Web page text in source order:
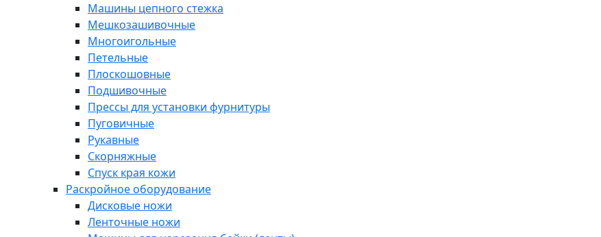
Машины цепного стежка
Мешкозашивочные
Многоигольные
Петельные
Плоскошовные
Подшивочные
Прессы для установки фурнитуры
Пуговичные
Рукавные
Скорняжные
Спуск края кожи
Раскройное оборудование
Дисковые ножи
Ленточные ножи